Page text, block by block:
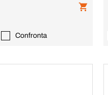
Confronta